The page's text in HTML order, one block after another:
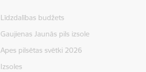
Līdzdalības budžets
Gaujienas Jaunās pils izsole
Apes pilsētas svētki 2026
Izsoles